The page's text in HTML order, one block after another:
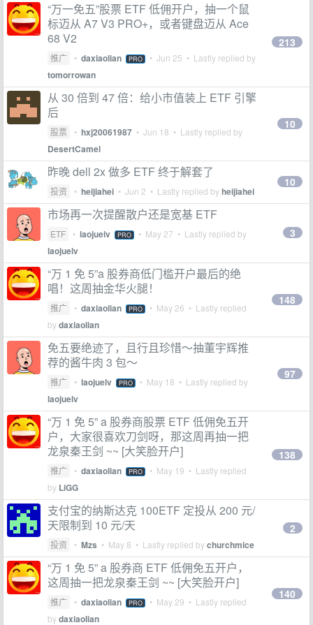
“万一免五”股票 ETF 低佣开户，抽一个鼠
标迈从 A7 V3 PRO+，或者键盘迈从 Ace
68 V2
推广 • daxiaolian PRO • Jun 25 • Lastly replied by
tomorrowan
213
从 30 倍到 47 倍：给小市值装上 ETF 引擎
后
股票 • hxj20061987 • Jun 18 • Lastly replied by
DesertCamel
10
昨晚 dell 2x 做多 ETF 终于解套了
投资 • heijiahei • Jun 2 • Lastly replied byheijiahei
10
市场再一次提醒散户还是宽基 ETF
ETF • laojuelv PRO • May 27 • Lastly replied by
laojuelv
3
“万 1 免 5”a 股券商低门槛开户最后的绝
唱！这周抽金华火腿！
推广 • daxiaolian PRO • May 26 • Lastly replied
bydaxiaolian
148
免五要绝迹了，且行且珍惜～抽董宇辉推
荐的酱牛肉 3 包～
推广 • laojuelv PRO • May 18 • Lastly replied by
laojuelv
97
“万 1 免 5” a 股券商股票 ETF 低佣免五开
户，大家很喜欢刀剑呀，那这周再抽一把
龙泉秦王剑 ~~ [大笑脸开户]
推广 • daxiaolian PRO • May 19 • Lastly replied
by LiGG
138
支付宝的纳斯达克 100ETF 定投从 200 元/
天限制到 10 元/天
投资 • Mzs • May 8 • Lastly replied bychurchmice
2
“万 1 免 5” a 股券商 ETF 低佣免五开户，
这周抽一把龙泉秦王剑 ~~ [大笑脸开户]
推广 • daxiaolian PRO • May 29 • Lastly replied
bydaxiaolian
140